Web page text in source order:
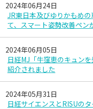
2024年06月24日
JR東日本及びゆりかもめ
て、スマート姿勢改善ペン
2024年06月05日
日経MJ「牛窪恵のキュン
紹介されました
2024年05月31日
日経サイエンスとRISUの